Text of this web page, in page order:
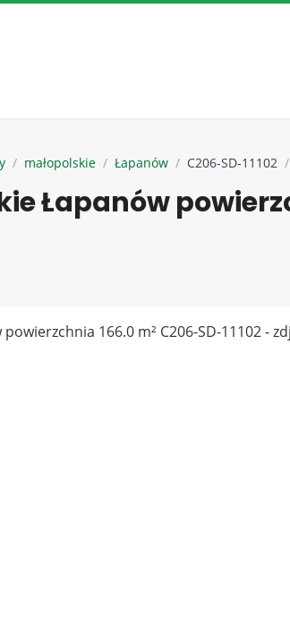
/ małopolskie / Łapanów / C206-SD-11102 /
Łapanów